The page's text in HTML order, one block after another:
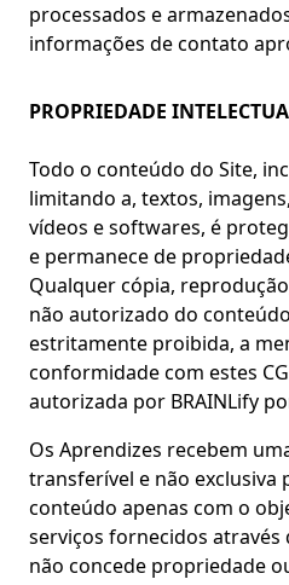
processados e
informações de contato
PROPRIEDADE
Todo o conteúdo do Site,
limitando a, textos,
vídeos e softwares, é
e permanece de
Qualquer cópia,
não autorizado do
estritamente proibida, a
conformidade com estes
autorizada por BRAINLify
Os Aprendizes recebem
transferível e não exclusiva
conteúdo apenas com o
serviços fornecidos através
não concede propriedade